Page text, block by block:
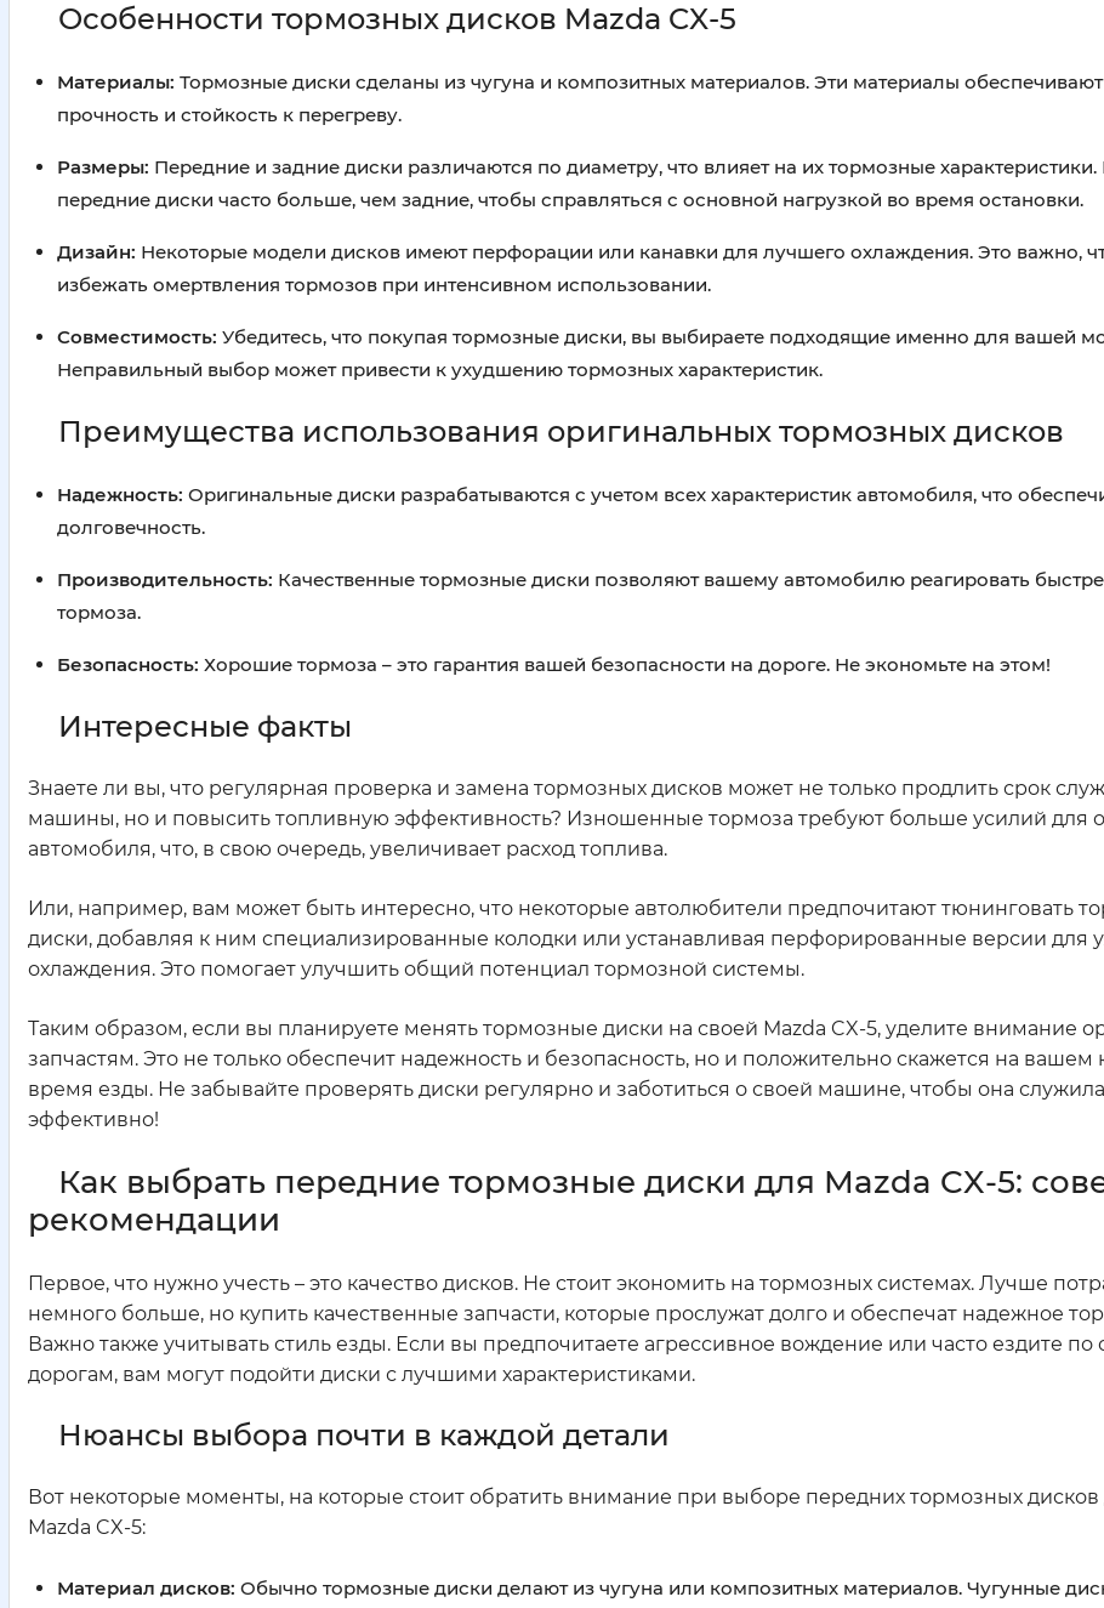
Особенности тормозных дисков Mazda CX-5
Материалы: Тормозные диски сделаны из чугуна и композитных материалов. Эти материалы
прочность и стойкость к перегреву.
Размеры: Передние и задние диски различаются по диаметру, что влияет на их тормозные
передние диски часто больше, чем задние, чтобы справляться с основной нагрузкой во время остановки.
Дизайн: Некоторые модели дисков имеют перфорации или канавки для лучшего охлаждения. Это важно,
избежать омертвления тормозов при интенсивном использовании.
Совместимость: Убедитесь, что покупая тормозные диски, вы выбираете подходящие именно для вашей
Неправильный выбор может привести к ухудшению тормозных характеристик.
Преимущества использования оригинальных тормозных дисков
Надежность: Оригинальные диски разрабатываются с учетом всех характеристик автомобиля, что
долговечность.
Производительность: Качественные тормозные диски позволяют вашему автомобилю реагировать
тормоза.
Безопасность: Хорошие тормоза – это гарантия вашей безопасности на дороге. Не экономьте на этом!
Интересные факты
Знаете ли вы, что регулярная проверка и замена тормозных дисков может не только продлить срок
машины, но и повысить топливную эффективность? Изношенные тормоза требуют больше усилий для
автомобиля, что, в свою очередь, увеличивает расход топлива.
Или, например, вам может быть интересно, что некоторые автолюбители предпочитают тюнинговать
диски, добавляя к ним специализированные колодки или устанавливая перфорированные версии для
охлаждения. Это помогает улучшить общий потенциал тормозной системы.
Таким образом, если вы планируете менять тормозные диски на своей Mazda CX-5, уделите внимание
запчастям. Это не только обеспечит надежность и безопасность, но и положительно скажется на
время езды. Не забывайте проверять диски регулярно и заботиться о своей машине, чтобы она
эффективно!
Как выбрать передние тормозные диски для Mazda CX-5:
рекомендации
Первое, что нужно учесть – это качество дисков. Не стоит экономить на тормозных системах. Лучше
немного больше, но купить качественные запчасти, которые прослужат долго и обеспечат надежное
Важно также учитывать стиль езды. Если вы предпочитаете агрессивное вождение или часто ездите
дорогам, вам могут подойти диски с лучшими характеристиками.
Нюансы выбора почти в каждой детали
Вот некоторые моменты, на которые стоит обратить внимание при выборе передних тормозных
Mazda CX-5:
Материал дисков: Обычно тормозные диски делают из чугуна или композитных материалов. Чугунные